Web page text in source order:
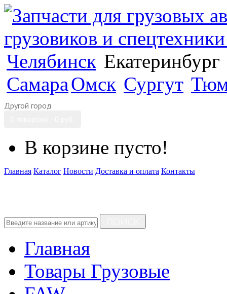
Челябинск Екатеринбург
СамараОмск Сургут
Другой город
В корзине пусто!
Главная Каталог Новости Доставка и оплата Контакты
Главная
Товары Грузовые